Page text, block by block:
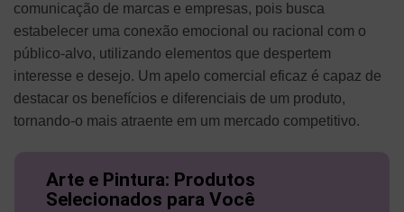
comunicação de marcas e empresas, pois busca
estabelecer uma conexão emocional ou racional com o
público-alvo, utilizando elementos que despertem
interesse e desejo. Um apelo comercial eficaz é capaz de
destacar os benefícios e diferenciais de um produto,
tornando-o mais atraente em um mercado competitivo.
Arte e Pintura: Produtos
Selecionados para Você